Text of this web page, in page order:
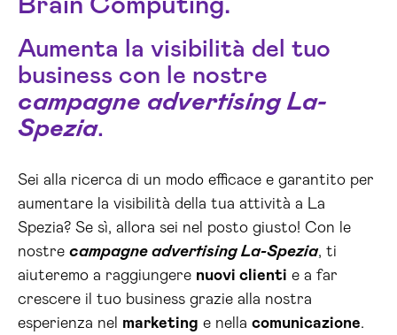
Brain Computing.
Aumenta la visibilità del tuo
business con le nostre
campagne advertising La-
Spezia.
Sei alla ricerca di un modo efficace e garantito per
aumentare la visibilità della tua attività a La
Spezia? Se sì, allora sei nel posto giusto! Con le
nostre campagne advertising La-Spezia, ti
aiuteremo a raggiungere nuovi clienti e a far
crescere il tuo business grazie alla nostra
esperienza nel marketing e nella comunicazione.